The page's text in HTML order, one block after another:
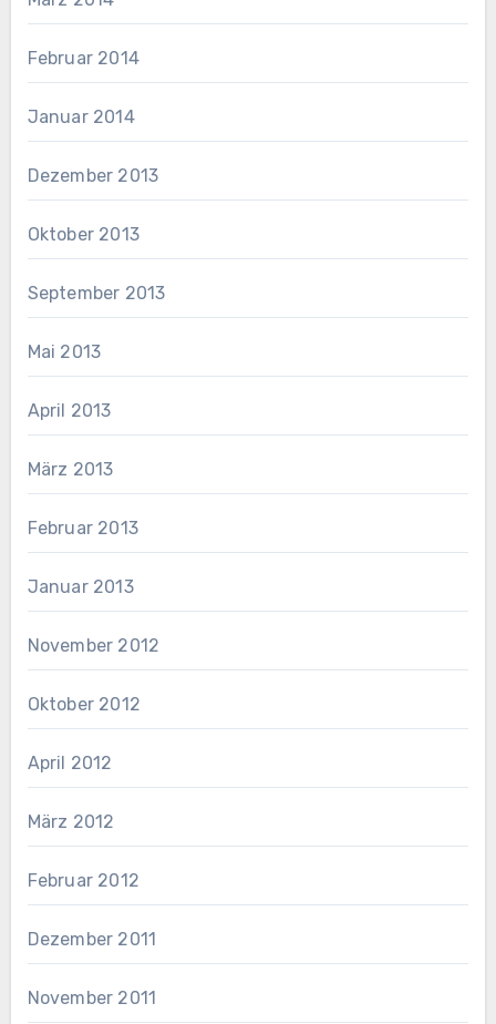
Februar 2014
Januar 2014
Dezember 2013
Oktober 2013
September 2013
Mai 2013
April 2013
März 2013
Februar 2013
Januar 2013
November 2012
Oktober 2012
April 2012
März 2012
Februar 2012
Dezember 2011
November 2011